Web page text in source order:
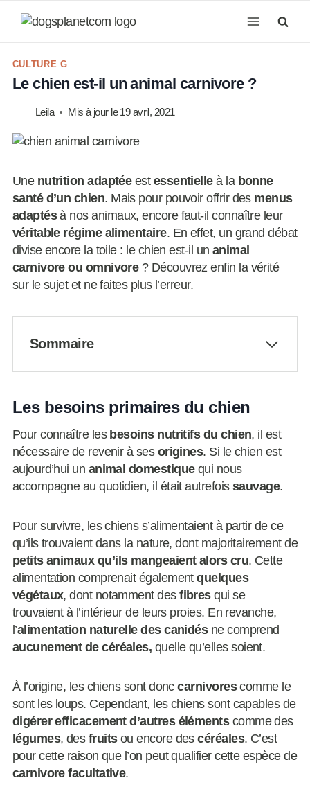
CULTURE G
Le chien est-il un animal carnivore ?
Leila Mis à jour le 19 avril, 2021
Une nutrition adaptéeest essentielleà la bonne
santé d’un chien. Mais pour pouvoir offrir des menus
adaptésà nos animaux, encore faut-il connaître leur
véritable régime alimentaire. En effet, un grand débat
divise encore la toile : le chien est-il un animal
carnivore ou omnivore? Découvrez enfin la vérité
sur le sujet et ne faites plus l’erreur.
Sommaire
Les besoins primaires du chien
Pour connaître lesbesoins nutritifs du chien, il est
nécessaire de revenir à ses origines. Si le chien est
aujourd’hui un animal domestique qui nous
accompagne au quotidien, il était autrefois sauvage.
Pour survivre, les chiens s’alimentaient à partir de ce
qu’ils trouvaient dans la nature, dont majoritairement de
petits animaux qu’ils mangeaient alors cru. Cette
alimentation comprenait égalementquelques
végétaux, dont notamment desfibresqui se
trouvaient à l’intérieur de leurs proies. En revanche,
l’alimentation naturelle des canidésne comprend
aucunement de céréales, quelle qu’elles soient.
À l’origine, les chiens sont donccarnivorescomme le
sont les loups. Cependant, les chiens sont capables de
digérer efficacement d’autres élémentscomme des
légumes, des fruitsou encore descéréales. C’est
pour cette raison que l’on peut qualifier cette espèce de
carnivore facultative.